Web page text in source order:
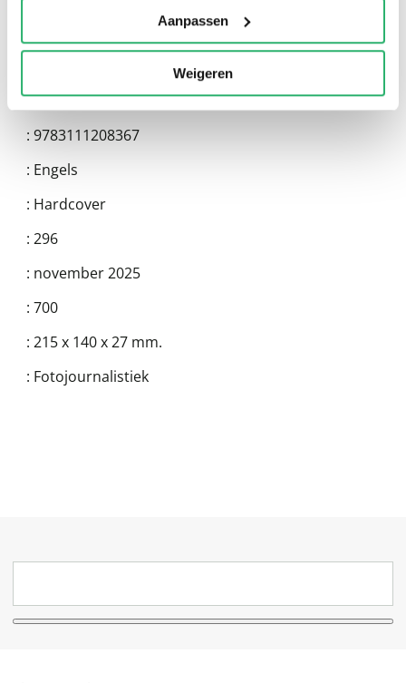
Aanpassen
Weigeren
: 9783111208367
: Engels
: Hardcover
: 296
: november 2025
: 700
: 215 x 140 x 27 mm.
: Fotojournalistiek